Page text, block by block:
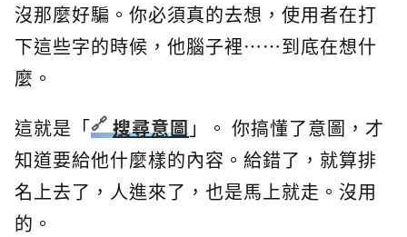
沒那麼好騙。你必須真的去想，使用者在打
下這些字的時候，他腦子裡⋯⋯到底在想什
麼。
這就是「
搜尋意圖」。 你搞懂了意圖，才
知道要給他什麼樣的內容。給錯了，就算排
名上去了，人進來了，也是馬上就走。沒用
的。